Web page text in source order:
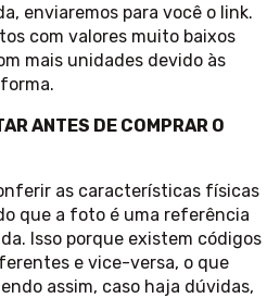
enviaremos para você o link.
com valores muito baixos
mais unidades devido às
ANTES DE COMPRAR O
as características físicas
que a foto é uma referência
Isso porque existem códigos
e vice-versa, o que
assim, caso haja dúvidas,